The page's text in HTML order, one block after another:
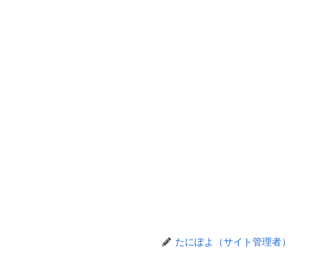
たにぽよ（サイト管理者）